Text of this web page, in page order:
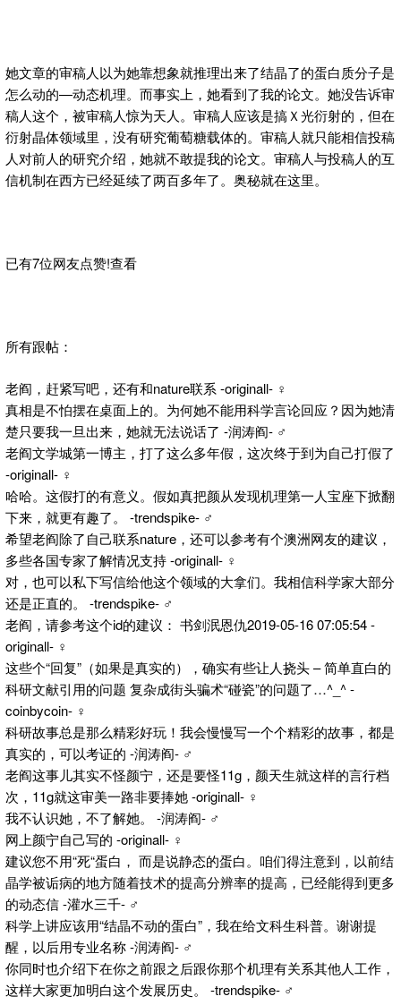
她文章的审稿人以为她靠想象就推理出来了结晶了的蛋白质分子是
怎么动的—动态机理。而事实上，她看到了我的论文。她没告诉审
稿人这个，被审稿人惊为天人。审稿人应该是搞Ｘ光衍射的，但在
衍射晶体领域里，没有研究葡萄糖载体的。审稿人就只能相信投稿
人对前人的研究介绍，她就不敢提我的论文。审稿人与投稿人的互
信机制在西方已经延续了两百多年了。奥秘就在这里。
已有7位网友点赞!查看
所有跟帖：
老阎，赶紧写吧，还有和nature联系 -originall- ♀
真相是不怕摆在桌面上的。为何她不能用科学言论回应？因为她清
楚只要我一旦出来，她就无法说话了 -润涛阎- ♂
老阎文学城第一博主，打了这么多年假，这次终于到为自己打假了
-originall- ♀
哈哈。这假打的有意义。假如真把颜从发现机理第一人宝座下掀翻
下来，就更有趣了。 -trendspike- ♂
希望老阎除了自己联系nature，还可以参考有个澳洲网友的建议，
多些各国专家了解情况支持 -originall- ♀
对，也可以私下写信给他这个领域的大拿们。我相信科学家大部分
还是正直的。 -trendspike- ♂
老阎，请参考这个id的建议： 书剑泯恩仇2019-05-16 07:05:54 -
originall- ♀
这些个“回复”（如果是真实的），确实有些让人挠头 – 简单直白的
科研文献引用的问题 复杂成街头骗术“碰瓷”的问题了…^_^ -
coinbycoin- ♀
科研故事总是那么精彩好玩！我会慢慢写一个个精彩的故事，都是
真实的，可以考证的 -润涛阎- ♂
老阎这事儿其实不怪颜宁，还是要怪11g，颜天生就这样的言行档
次，11g就这审美一路非要捧她 -originall- ♀
我不认识她，不了解她。 -润涛阎- ♂
网上颜宁自己写的 -originall- ♀
建议您不用“死“蛋白， 而是说静态的蛋白。咱们得注意到，以前结
晶学被诟病的地方随着技术的提高分辨率的提高，已经能得到更多
的动态信 -灌水三千- ♂
科学上讲应该用“结晶不动的蛋白”，我在给文科生科普。谢谢提
醒，以后用专业名称 -润涛阎- ♂
你同时也介绍下在你之前跟之后跟你那个机理有关系其他人工作，
这样大家更加明白这个发展历史。 -trendspike- ♂